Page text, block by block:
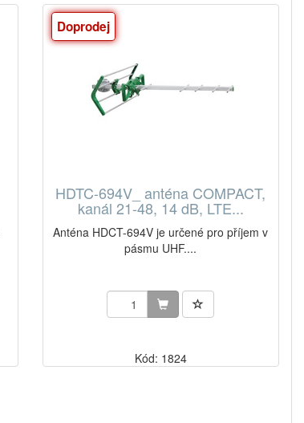
Doprodej
HDTC-694V_ anténa COMPACT,
kanál 21-48, 14 dB, LTE...
Anténa HDCT-694V je určené pro příjem v
pásmu UHF....
Kód: 1824